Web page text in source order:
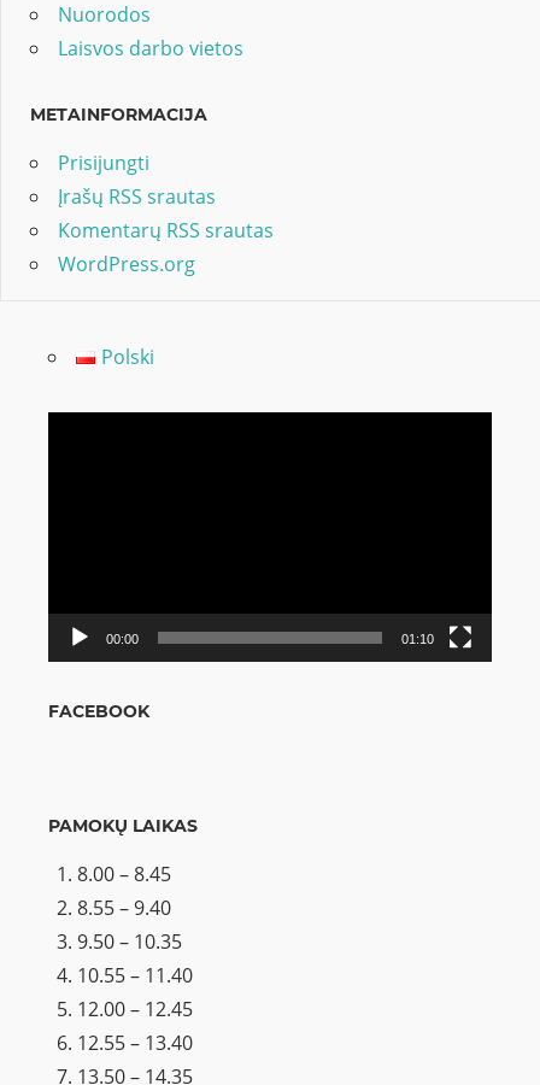
Nuorodos
Laisvos darbo vietos
METAINFORMACIJA
Prisijungti
Įrašų RSS srautas
Komentarų RSS srautas
WordPress.org
Polski
00:00 01:10
FACEBOOK
PAMOKŲ LAIKAS
8.00 – 8.45
8.55 – 9.40
9.50 – 10.35
10.55 – 11.40
12.00 – 12.45
12.55 – 13.40
13.50 – 14.35